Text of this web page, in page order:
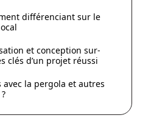
différenciant sur le
et conception sur-
clés d’un projet réussi
avec la pergola et autres